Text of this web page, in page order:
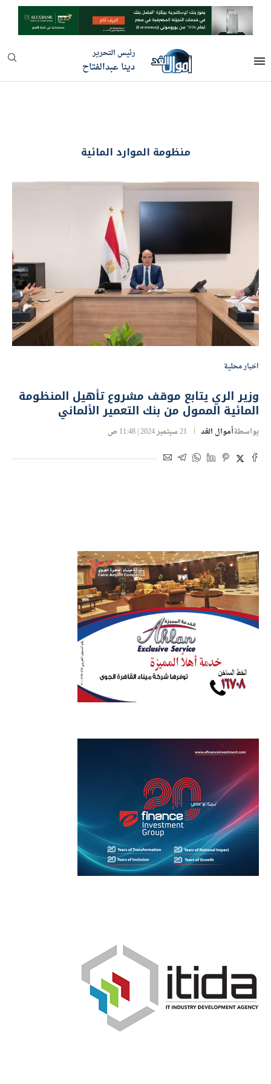
رئيس التحرير
دينا عبدالفتاح
منظومة الموارد المائية
اخبار محلية
وزير الري يتابع موقف مشروع تأهيل المنظومة
المائية الممول من بنك التعمير الألماني
بواسطة أموال الغد 21 سبتمبر 2024 | 11:48 ص